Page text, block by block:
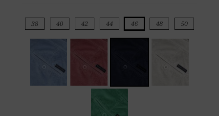
38 40 42 44 46 48 50